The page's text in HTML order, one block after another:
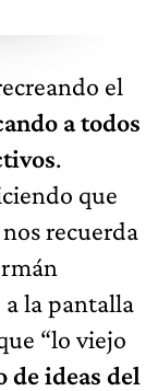
el
a todos
.
que
nos recuerda
la pantalla
“lo viejo
de ideas del